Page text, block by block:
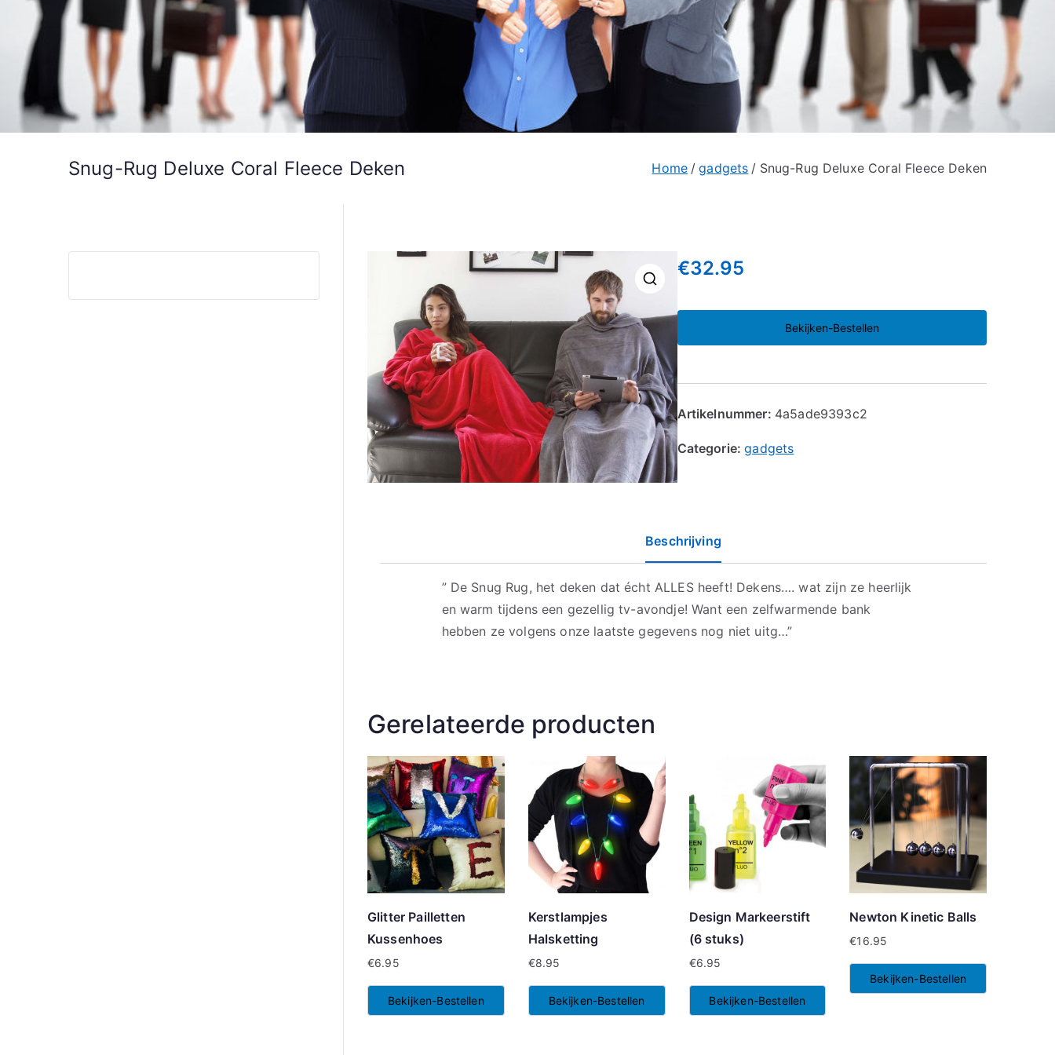
Snug-Rug Deluxe Coral Fleece Deken Home gadgets Snug-Rug Deluxe Coral Fleece Deken
€32.95
Bekijken-Bestellen
Artikelnummer: 4a5ade9393c2
Categorie:gadgets
Beschrijving
” De Snug Rug, het deken dat écht ALLES heeft! Dekens…. wat zijn ze heerlijk
en warm tijdens een gezellig tv-avondje! Want een zelfwarmende bank
hebben ze volgens onze laatste gegevens nog niet uitg…”
Gerelateerde producten
Glitter Pailletten
Kussenhoes
€6.95
Bekijken-Bestellen
Kerstlampjes
Halsketting
€8.95
Bekijken-Bestellen
Design Markeerstift
(6 stuks)
€6.95
Bekijken-Bestellen
Newton Kinetic Balls
€16.95
Bekijken-Bestellen